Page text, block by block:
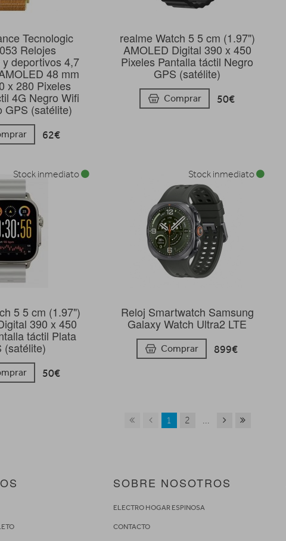
Tecnologic
Relojes
deportivos 4,7
48 mm
x 280 Pixeles
4G Negro Wifi
GPS (satélite)
62€
realme Watch 5 5 cm (1.97")
AMOLED Digital 390 x 450
Pixeles Pantalla táctil Negro
GPS (satélite)
Comprar 50€
5 5 cm (1.97")
390 x 450
táctil Plata
(satélite)
50€
Stock inmediato
Reloj Smartwatch Samsung
Galaxy Watch Ultra2 LTE
Comprar 899€
Stock inmediato
1 2 ...
SOBRE NOSOTROS
ELECTRO HOGAR ESPINOSA
CONTACTO